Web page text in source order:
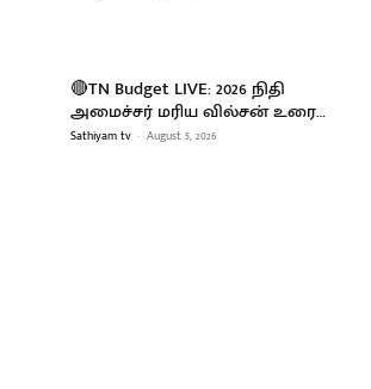
🔴TN Budget LIVE: 2026 நிதி
அமைச்சர் மரிய வில்சன் உரை…
Sathiyam tv - August 5, 2026